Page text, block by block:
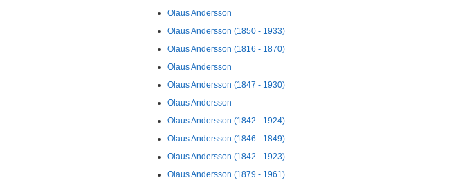
Olaus Andersson
Olaus Andersson (1850 - 1933)
Olaus Andersson (1816 - 1870)
Olaus Andersson
Olaus Andersson (1847 - 1930)
Olaus Andersson
Olaus Andersson (1842 - 1924)
Olaus Andersson (1846 - 1849)
Olaus Andersson (1842 - 1923)
Olaus Andersson (1879 - 1961)